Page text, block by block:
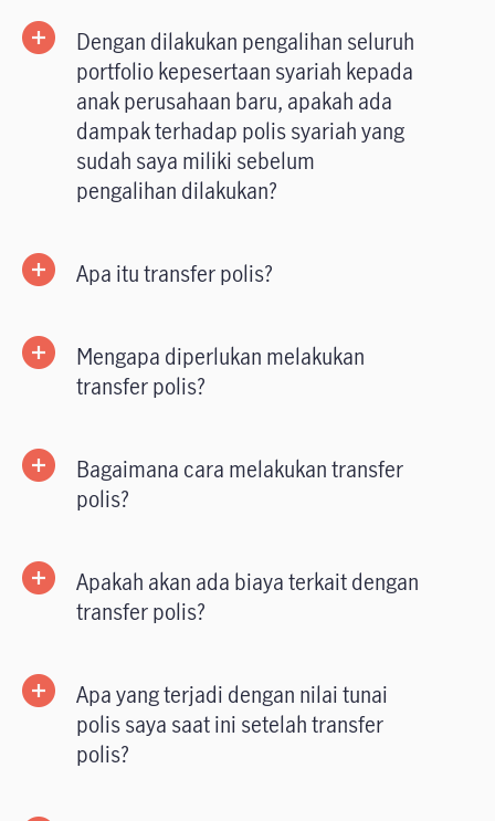
Dengan dilakukan pengalihan seluruh
portfolio kepesertaan syariah kepada
anak perusahaan baru, apakah ada
dampak terhadap polis syariah yang
sudah saya miliki sebelum
pengalihan dilakukan?
Apa itu transfer polis?
Mengapa diperlukan melakukan
transfer polis?
Bagaimana cara melakukan transfer
polis?
Apakah akan ada biaya terkait dengan
transfer polis?
Apa yang terjadi dengan nilai tunai
polis saya saat ini setelah transfer
polis?